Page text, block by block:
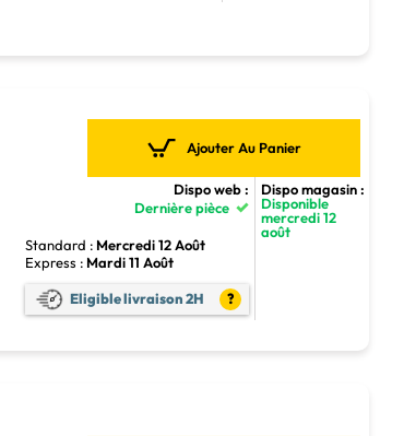
Ajouter Au Panier
Dispo web :
Dernière pièce
Standard : Mercredi 12 Août
Express : Mardi 11 Août
Eligible livraison 2H ?
Dispo magasin :
Disponible
mercredi 12
août